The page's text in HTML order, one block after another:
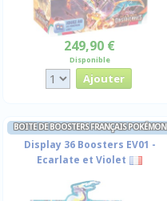
249,90 €
Disponible
BOITE DE BOOSTERS FRANÇAIS POKÉMON
Display 36 Boosters EV01 -
Ecarlate et Violet